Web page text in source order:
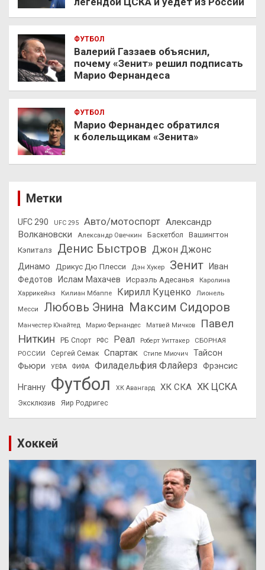
ФУТБОЛ
Валерий Газзаев объяснил,
почему «Зенит» решил подписать
Марио Фернандеса
ФУТБОЛ
Марио Фернандес обратился
к болельщикам «Зенита»
Метки
UFC 290 UFC 295 Авто/мотоспорт Александр
Волкановски
Александр Овечкин Баскетбол
Вашингтон
Кэпиталз
Денис Быстров Джон Джонс
Динамо Дрикус Дю Плесси Дэн Хукер Зенит
Иван
Федотов
Ислам Махачев Исраэль Адесанья
Каролина
Харрикейнз
Килиан Мбаппе Кирилл Куценко
Лионель
Месси
Любовь Энина Максим Сидоров
Манчестер Юнайтед Марио Фернандес Матвей Мичков
Павел
Ниткин
РБ Спорт РФС Реал Роберт Уиттакер
СБОРНАЯ
РОССИИ
Сергей Семак Спартак Стипе Миочич
Тайсон
Фьюри
УЕФА ФИФА Филадельфия Флайерз Фрэнсис
Нганну Футбол ХК Авангард ХК СКА ХК ЦСКА
Эксклюзив Яир Родригес
Хоккей